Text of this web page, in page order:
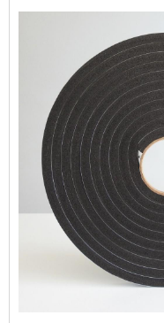
que não
SOBRE FITA DE